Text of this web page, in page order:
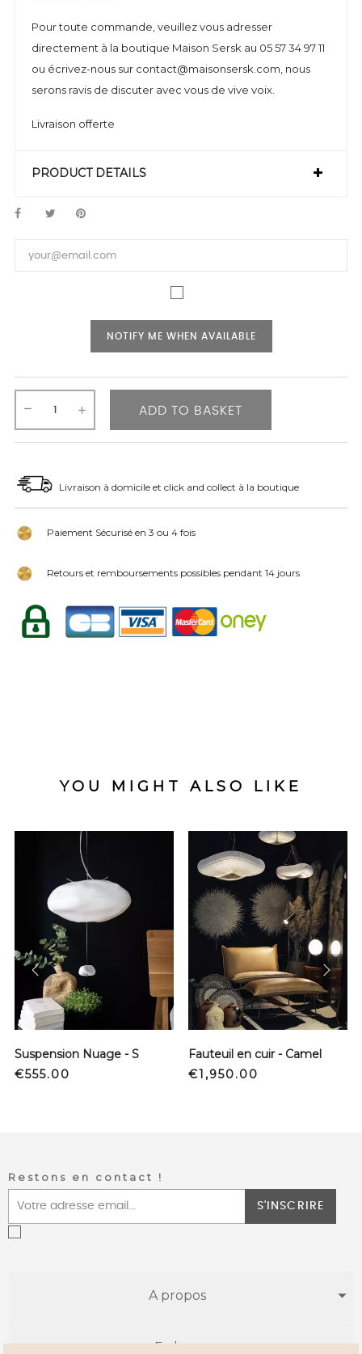
Pour toute commande, veuillez vous adresser
directement à la boutique Maison Sersk au 05 57 34 97 11
ou écrivez-nous sur contact@maisonsersk.com, nous
serons ravis de discuter avec vous de vive voix.
Livraison offerte
PRODUCT DETAILS
NOTIFY ME WHEN AVAILABLE
ADD TO BASKET
Livraison à domicile et click and collect à la boutique
Paiement Sécurisé en 3 ou 4 fois
Retours et remboursements possibles pendant 14 jours
YOU MIGHT ALSO LIKE
Suspension Nuage - S
Price
€555.00
Fauteuil en cuir - Camel
Price
€1,950.00
prev next
Restons en contact !
S'INSCRIRE
A propos
E-shop